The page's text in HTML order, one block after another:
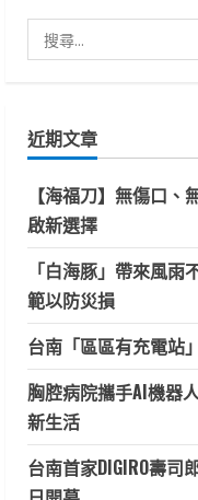
尋
字:
近期文章
【海福刀】無傷口
啟新選擇
「白海豚」帶來風
範以防災損
台南「區區有充電站
胸腔病院攜手AI機器
新生活
台南首家DIGIRO壽